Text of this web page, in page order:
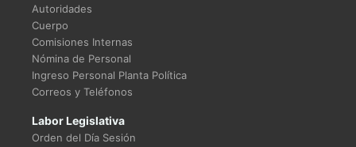
Autoridades
Cuerpo
Comisiones Internas
Nómina de Personal
Ingreso Personal Planta Política
Correos y Teléfonos
Labor Legislativa
Orden del Día Sesión